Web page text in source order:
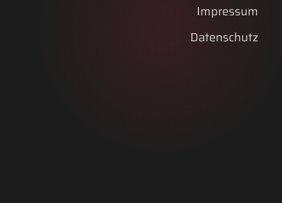
Impressum
Datenschutz